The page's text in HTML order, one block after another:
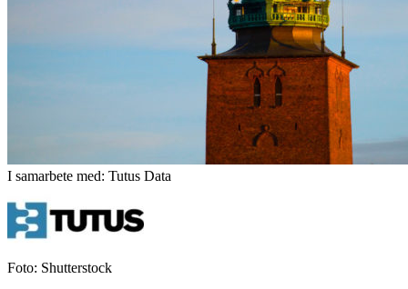
I samarbete med: Tutus Data
Foto: Shutterstock